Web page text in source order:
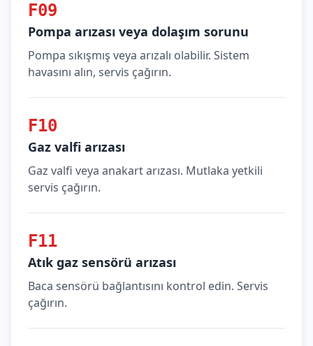
F09
Pompa arızası veya dolaşım sorunu
Pompa sıkışmış veya arızalı olabilir. Sistem
havasını alın, servis çağırın.
F10
Gaz valfi arızası
Gaz valfi veya anakart arızası. Mutlaka yetkili
servis çağırın.
F11
Atık gaz sensörü arızası
Baca sensörü bağlantısını kontrol edin. Servis
çağırın.